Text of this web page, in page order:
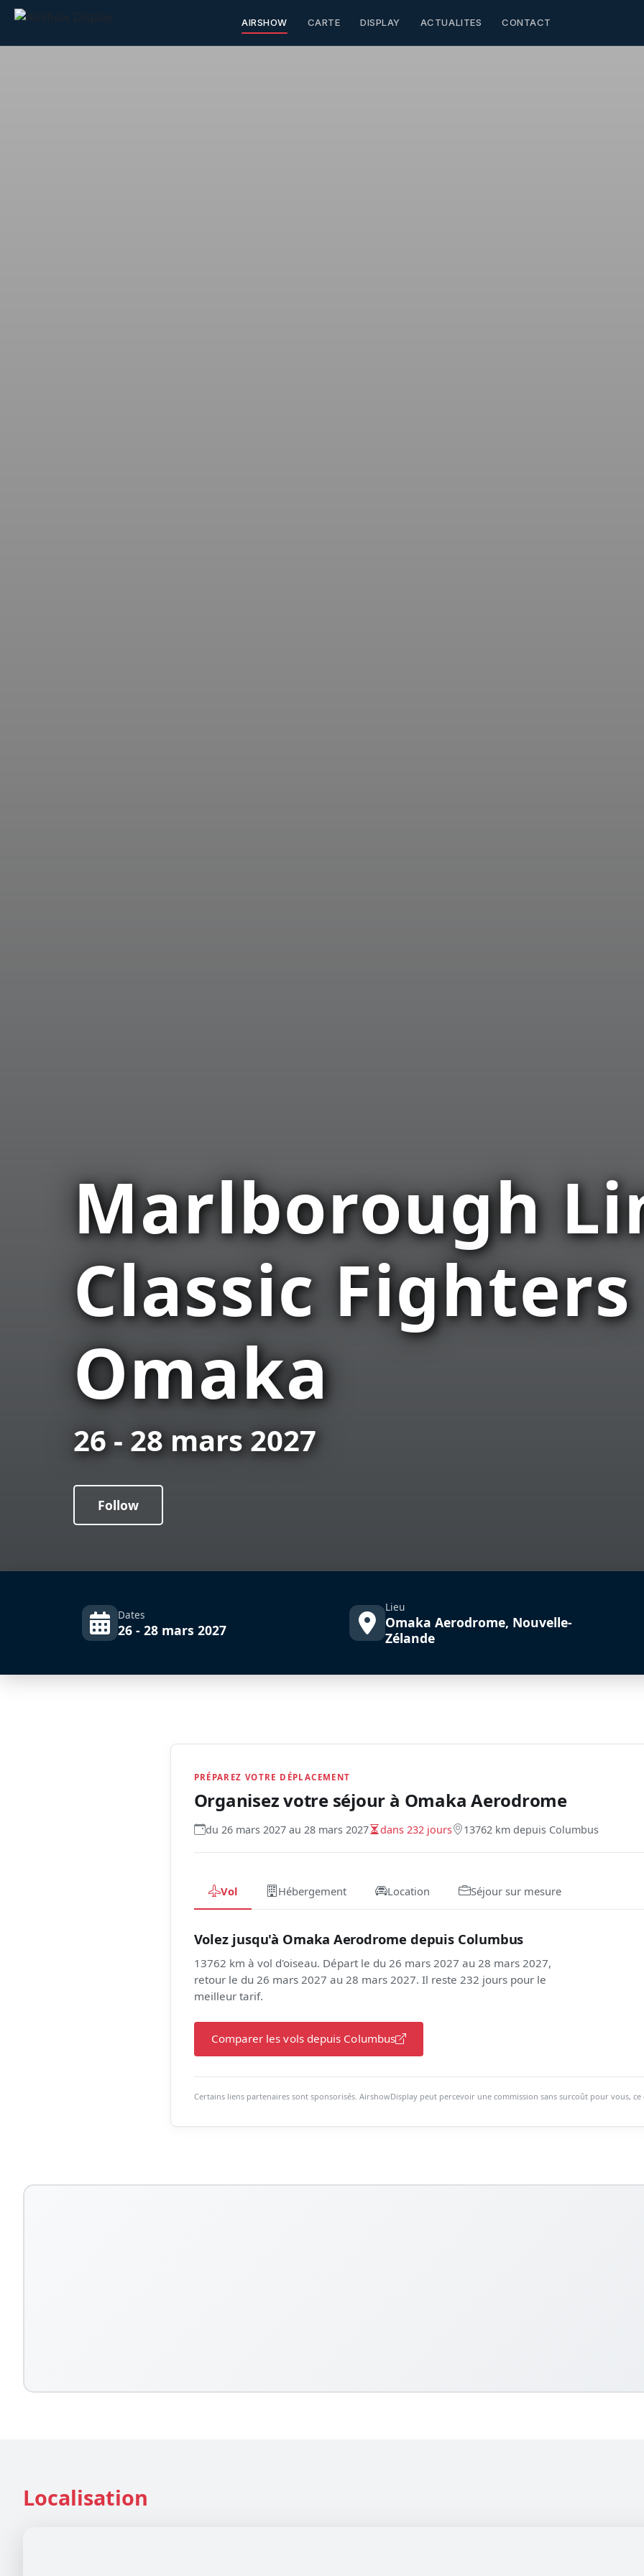
AIRSHOW CARTE DISPLAY ACTUALITES CONTACT
Marlborough
Classic Fighters
Omaka
26 - 28 mars 2027
Follow
Dates
26 - 28 mars 2027
Lieu
Omaka Aerodrome, Nouvelle-
Zélande
PRÉPAREZ VOTRE DÉPLACEMENT
Organisez votre séjour à Omaka Aerodrome
du 26 mars 2027 au 28 mars 2027 dans 232 jours 13762 km depuis Columbus
Vol Hébergement Location Séjour sur mesure
Volez jusqu'à Omaka Aerodrome depuis Columbus
13762 km à vol d'oiseau. Départ le du 26 mars 2027 au 28 mars 2027,
retour le du 26 mars 2027 au 28 mars 2027. Il reste 232 jours pour le
meilleur tarif.
Comparer les vols depuis Columbus
Certains liens partenaires sont sponsorisés. AirshowDisplay peut percevoir une commission sans surcoût pour vous,
Localisation